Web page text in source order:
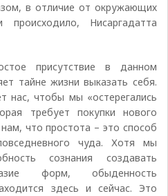
в отличие от окружающих
Нисаргадатта
присутствие в данном
тайне жизни выказать себя.
нас, чтобы мы «остерегались
требует покупки нового
что простота – это способ
чуда. Хотя мы
сознания создавать
форм, обыденность
здесь и сейчас. Это